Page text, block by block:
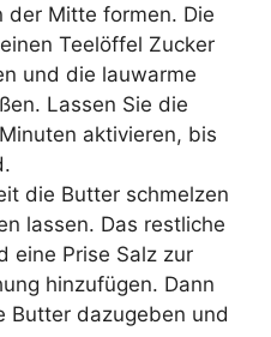
der Mitte formen. Die
Teelöffel Zucker
und die lauwarme
Lassen Sie die
aktivieren, bis
die Butter schmelzen
lassen. Das restliche
eine Prise Salz zur
hinzufügen. Dann
Butter dazugeben und